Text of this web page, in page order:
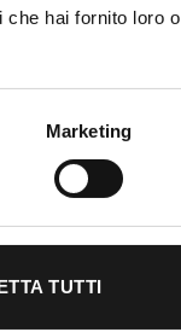
che hai fornito loro o
Marketing
TUTTI
da personale